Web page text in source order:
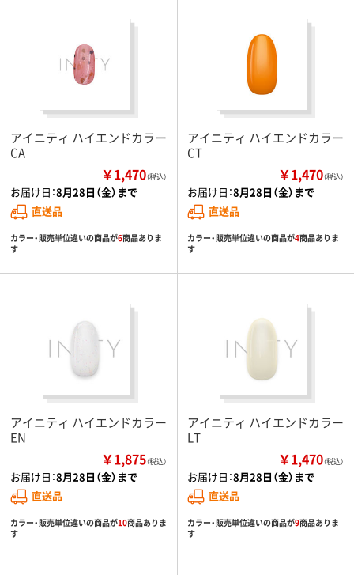
アイニティ ハイエンドカラー
CA
￥1,470（税込）
お届け日：8月28日（金）まで
直送品
カラー・販売単位違いの商品が6商品ありま
す
アイニティ ハイエンドカラー
CT
￥1,470（税込）
お届け日：8月28日（金）まで
直送品
カラー・販売単位違いの商品が4商品ありま
す
アイニティ ハイエンドカラー
EN
￥1,875（税込）
お届け日：8月28日（金）まで
直送品
カラー・販売単位違いの商品が10商品ありま
す
アイニティ ハイエンドカラー
LT
￥1,470（税込）
お届け日：8月28日（金）まで
直送品
カラー・販売単位違いの商品が9商品ありま
す